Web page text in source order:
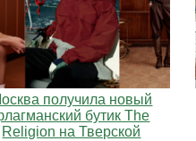
получила новый
бутик The
Religion на Тверской